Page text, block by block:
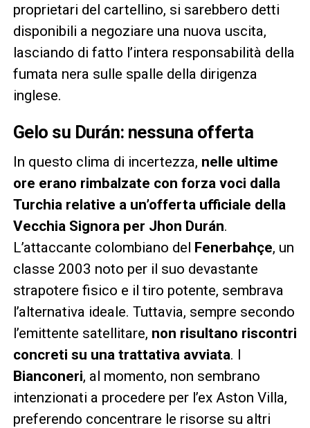
proprietari del cartellino, si sarebbero detti
disponibili a negoziare una nuova uscita,
lasciando di fatto l’intera responsabilità della
fumata nera sulle spalle della dirigenza
inglese.
Gelo su Durán: nessuna offerta
In questo clima di incertezza, nelle ultime
ore erano rimbalzate con forza voci dalla
Turchia relative a un’offerta ufficiale della
Vecchia Signora per Jhon Durán.
L’attaccante colombiano del Fenerbahçe, un
classe 2003 noto per il suo devastante
strapotere fisico e il tiro potente, sembrava
l’alternativa ideale. Tuttavia, sempre secondo
l’emittente satellitare, non risultano riscontri
concreti su una trattativa avviata. I
Bianconeri, al momento, non sembrano
intenzionati a procedere per l’ex Aston Villa,
preferendo concentrare le risorse su altri